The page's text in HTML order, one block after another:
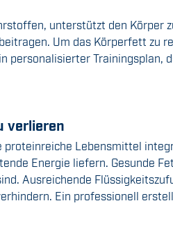
unterstützt den
Um das Körperfett zu
Trainingsplan,
verlieren
Lebensmittel
Energie liefern. Gesunde
Ausreichende
Ein professionell